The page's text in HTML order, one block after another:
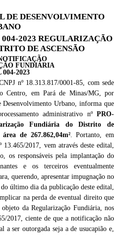
DE DESENVOLVIMENTO
2023 REGULARIZAÇÃO
DE ASCENSÃO
FUNDIÁRIA
2023
nº 18.313.817/0001-85, com sede
Centro, em Pará de Minas/MG, por
Desenvolvimento Urbano, informa que
administrativo nº PRO-
Fundiária do Distrito de
área de 267.862,04m². Portanto, em
2017, vem através deste edital,
os responsáveis pela implantação do
e os terceiros eventualmente
querendo, apresentar impugnação no
último dia da publicação deste edital,
na perda de eventual direito que
da Regularização Fundiária, nos
2017, ciente de que a notificação não
a ser outorgada seja a de usucapião e,